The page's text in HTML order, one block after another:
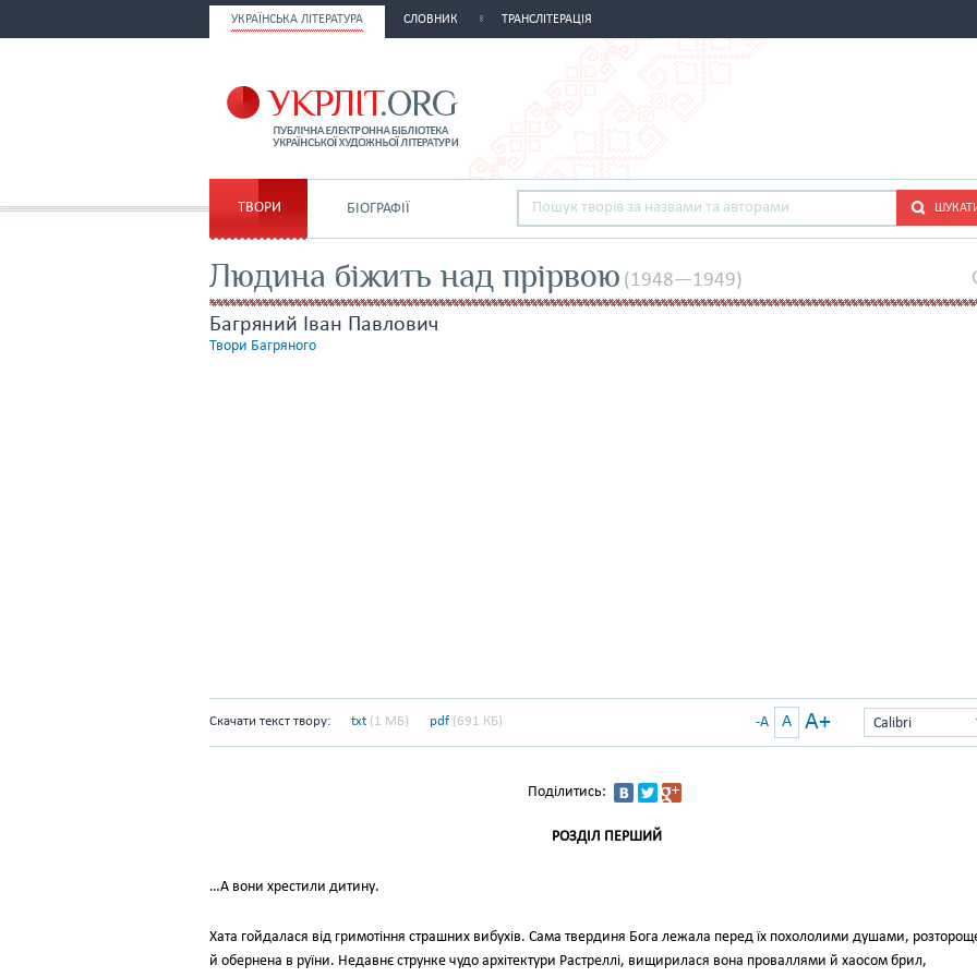
УКРАЇНСЬКА ЛІТЕРАТУРА СЛОВНИК ТРАНСЛІТЕРАЦІЯ
ТВОРИ БІОГРАФІЇ
Людина біжить над прірвою (1948—1949)
Багряний Іван Павлович
Твори Багряного
Скачати текст твору: txt (1 МБ) pdf (691 КБ) Calibri
-A A A+
Поділитись:
РОЗДІЛ ПЕРШИЙ
…А вони хрестили дитину.
Хата гойдалася від гримотіння страшних вибухів. Сама твердиня Бога лежала перед їх похололими душами,
й обернена в руїни. Недавнє струнке чудо архітектури Растреллі, вищирилася вона проваллями й хаосом брил,